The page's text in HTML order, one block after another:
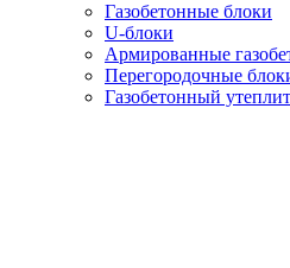
Газобетонные блоки
U-блоки
Армированные
Перегородочные
Газобетонный